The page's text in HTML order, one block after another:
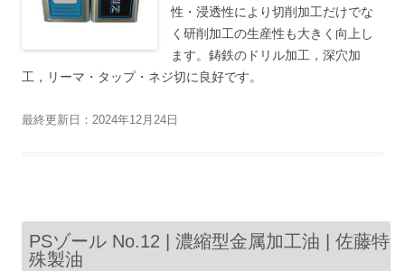
性・浸透性により切削加工だけでな
く研削加工の生産性も大きく向上し
ます。鋳鉄のドリル加工，深穴加
工，リーマ・タップ・ネジ切に良好です。
最終更新日：2024年12月24日
PSゾール No.12 | 濃縮型金属加工油 | 佐藤特
殊製油